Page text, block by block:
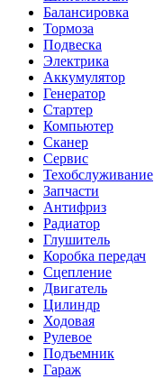
Балансировка
Тормоза
Подвеска
Электрика
Аккумулятор
Генератор
Стартер
Компьютер
Сканер
Сервис
Техобслуживание
Запчасти
Антифриз
Радиатор
Глушитель
Коробка передач
Сцепление
Двигатель
Цилиндр
Ходовая
Рулевое
Подъемник
Гараж